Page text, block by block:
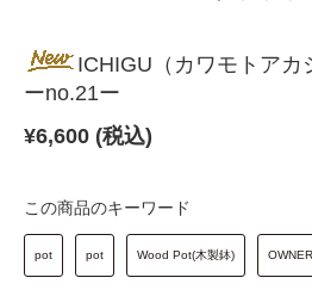
ICHIGU（カワモトアカ
ーno.21ー
¥6,600 (税込)
この商品のキーワード
pot pot Wood Pot(木製鉢)